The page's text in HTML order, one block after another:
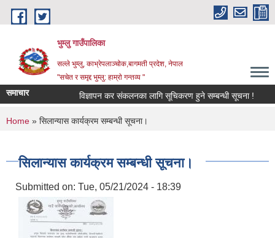
Skip to main content
भुम्लु गाउँपालिका
सल्ले भुम्लु, काभ्रेपलाञ्चोक,बागमती प्रदेश, नेपाल
"सचेत र समृद्द भुम्लु: हाम्राे गन्तव्य "
समाचार विज्ञापन कर संकलनका लागि सूचिकरण हुने सम्बन्धी सूचना !
You are here
Home » सिलान्यास कार्यक्रम सम्बन्धी सूचना।
सिलान्यास कार्यक्रम सम्बन्धी सूचना।
Submitted on: Tue, 05/21/2024 - 18:39